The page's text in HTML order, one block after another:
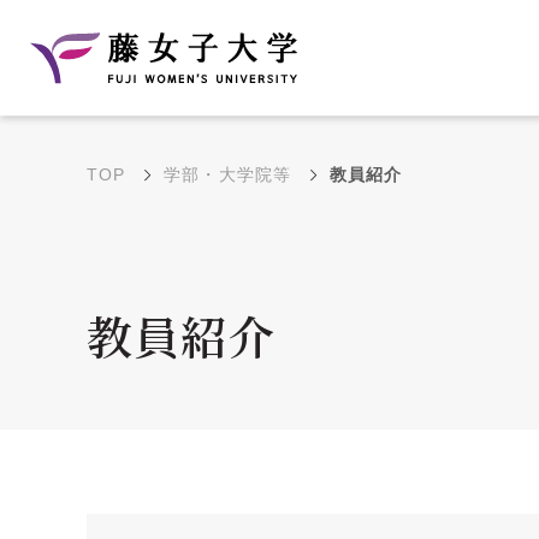
学部・学科の教育目的
大学院の教育目的
TOP 学部・大学院等 教員紹介
教員紹介